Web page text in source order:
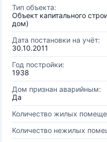
Тип объекта:
Объект капитального
дом)
Дата постановки на учёт:
30.10.2011
Год постройки:
1938
Дом признан аварийным:
Да
Количество жилых
Количество нежилых